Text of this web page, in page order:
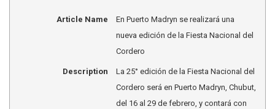
Article Name
En Puerto Madryn se realizará una
nueva edición de la Fiesta Nacional del
Cordero
Description
La 25° edición de la Fiesta Nacional del
Cordero será en Puerto Madryn, Chubut,
del 16 al 29 de febrero, y contará con